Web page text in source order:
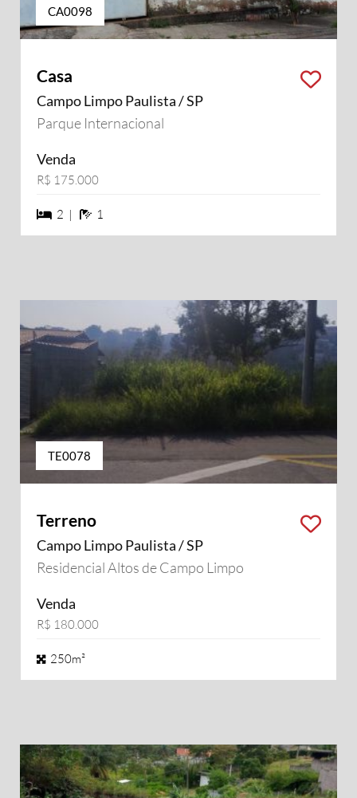
CA0098
Casa
Campo Limpo Paulista / SP
Parque Internacional
Venda
R$ 175.000
2 dormiórios
2 | 1 banheiros
1
TE0078
Terreno
Campo Limpo Paulista / SP
Residencial Altos de Campo Limpo
Venda
R$ 180.000
250m²